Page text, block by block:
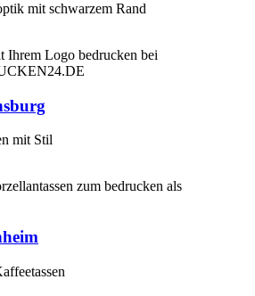
mit schwarzem Rand
mit Stil